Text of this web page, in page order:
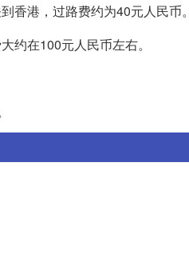
香港，过路费约为40元人民币。
约在100元人民币左右。